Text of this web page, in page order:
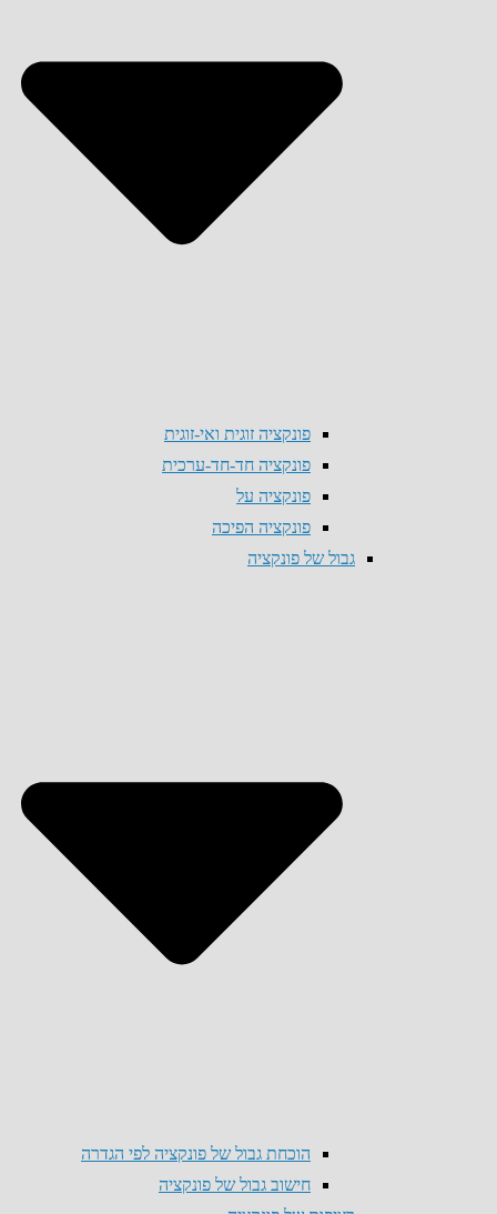
פונקציה זוגית ואי-זוגית
פונקציה חד-חד-ערכית
פונקציה על
פונקציה הפיכה
גבול של פונקציה
הוכחת גבול של פונקציה לפי הגדרה
חישוב גבול של פונקציה